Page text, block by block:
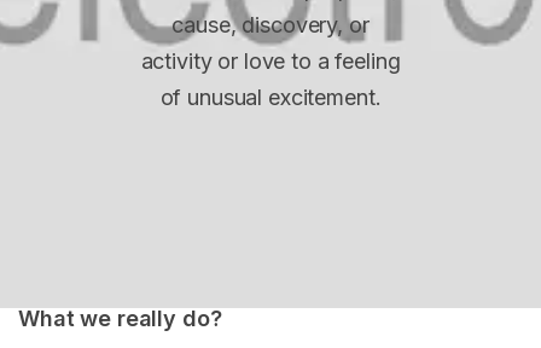
cause, discovery, or
activity or love to a feeling
of unusual excitement.
What we really do?